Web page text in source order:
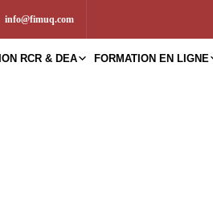
info@fimuq.com
RCR & DEA FORMATION EN LIGNE